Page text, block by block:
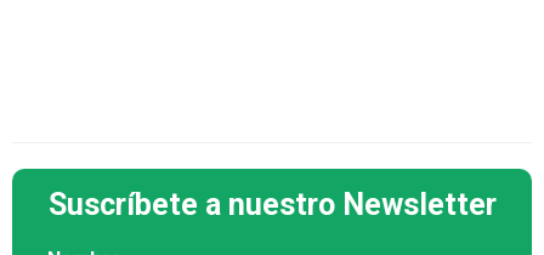
Suscríbete a nuestro Newsletter